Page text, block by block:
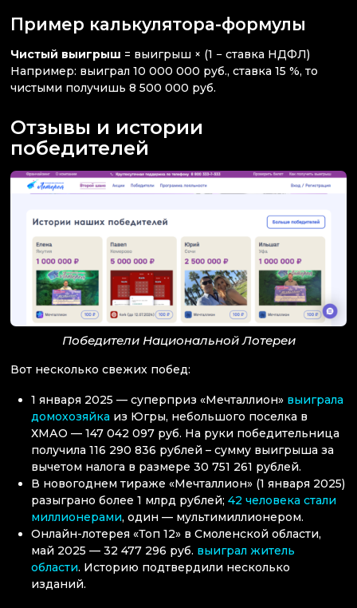
Пример калькулятора-формулы
Чистый выигрыш = выигрыш × (1 − ставка НДФЛ)
Например: выиграл 10 000 000 руб., ставка 15 %, то
чистыми получишь 8 500 000 руб.
Отзывы и истории
победителей
Победители Национальной Лотереи
Вот несколько свежих побед:
1 января 2025 — суперприз «Мечталлион» выиграла
домохозяйка из Югры, небольшого поселка в
ХМАО — 147 042 097 руб. На руки победительница
получила 116 290 836 рублей – сумму выигрыша за
вычетом налога в размере 30 751 261 рублей.
В новогоднем тираже «Мечталлион» (1 января 2025)
разыграно более 1 млрд рублей;42 человека стали
миллионерами, один — мультимиллионером.
Онлайн-лотерея «Топ 12» в Смоленской области,
май 2025 — 32 477 296 руб. выиграл житель
области. Историю подтвердили несколько
изданий.